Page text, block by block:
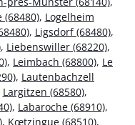
(68480), Logelheim
, Ligsdorf (68480),
, Liebenswiller (68220),
, Leimbach (68800), Le
, Lautenbachzell
Largitzen (68580),
, Labaroche (68910),
, Kœtzingue (68510),